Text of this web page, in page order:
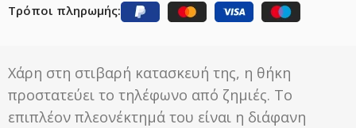
Τρόποι πληρωμής:
Χάρη στη στιβαρή κατασκευή της, η θήκη
προστατεύει το τηλέφωνο από ζημιές. Το
επιπλέον πλεονέκτημά του είναι η διάφανη